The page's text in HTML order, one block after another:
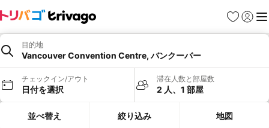
お気に入り
ログイ
メ
目的地
Vancouver Convention Centre, バンクーバー
チェックイン/アウト
日付を選択
滞在人数と部屋数
2 人、1 部屋
並べ替え 絞り込み 地図